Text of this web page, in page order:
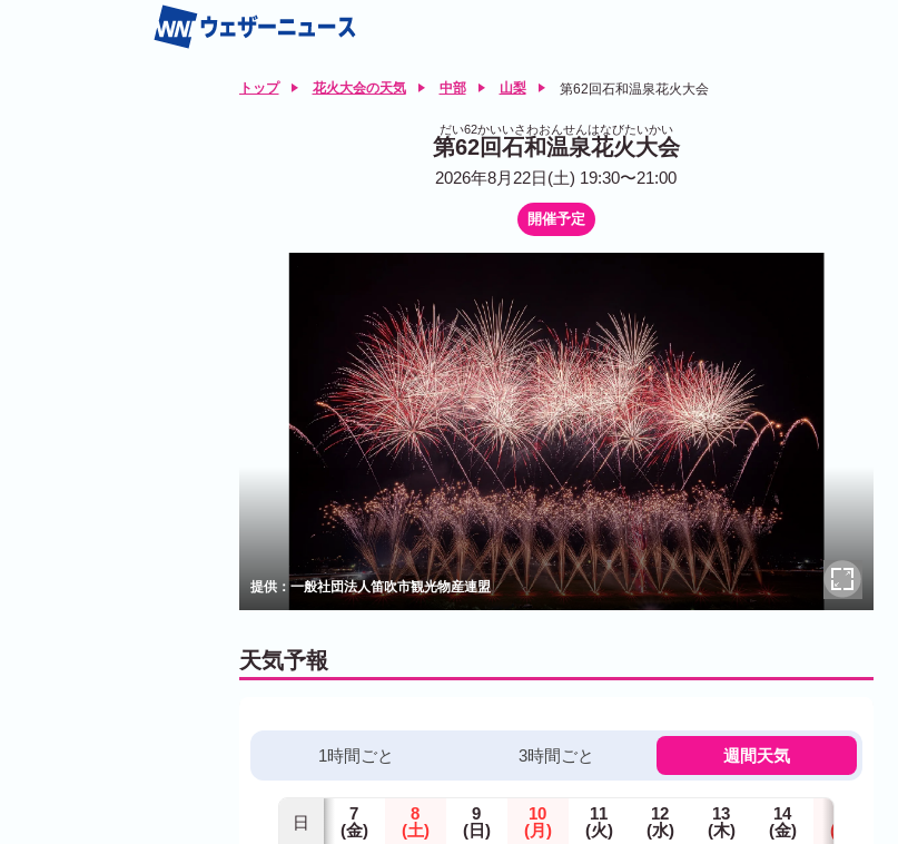
トップ 花火大会の天気 中部 山梨 第62回石和温泉花火大会
だい62かいいさわおんせんはなびたいかい
第62回石和温泉花火大会
2026年8月22日(土) 19:30〜21:00
開催予定
提供：一般社団法人笛吹市観光物産連盟
天気予報
1時間ごと 3時間ごと 週間天気
日
7
(金)
8
(土)
9
(日)
10
(月)
11
(火)
12
(水)
13
(木)
14
(金)
(土)